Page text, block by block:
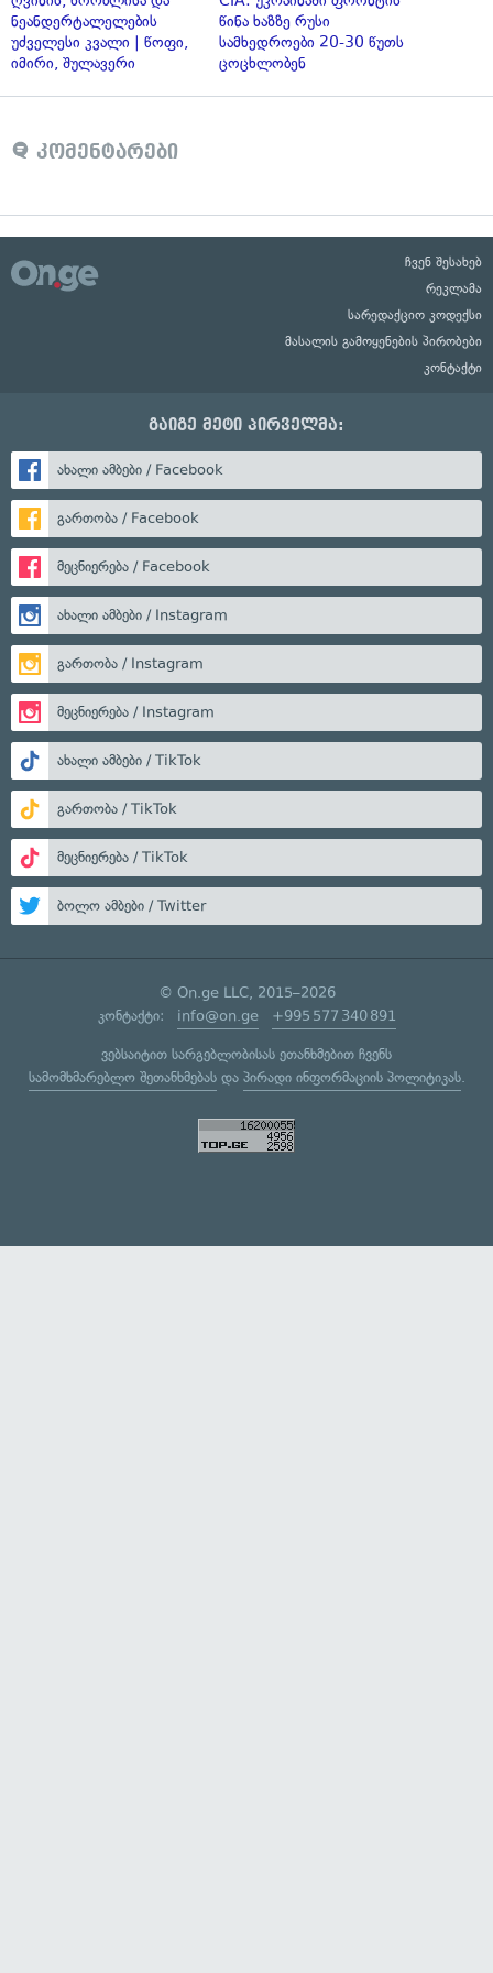
ნეანდერტალელების
უძველესი კვალი | წოფი,
იმირი, შულავერი
წინა ხაზზე რუსი
სამხედროები 20-30 წუთს
ცოცხლობენ
კომენტარები
ჩვენ შესახებ
რეკლამა
სარედაქციო კოდექსი
მასალის გამოყენების პირობები
კონტაქტი
გაიგე მეტი პირველმა:
ახალი ამბები / Facebook
გართობა / Facebook
მეცნიერება / Facebook
ახალი ამბები / Instagram
გართობა / Instagram
მეცნიერება / Instagram
ახალი ამბები / TikTok
გართობა / TikTok
მეცნიერება / TikTok
ბოლო ამბები / Twitter
© On.ge LLC, 2015–2026
კონტაქტი: info@on.ge +995 577 340 891
ვებსაიტით სარგებლობისას ეთანხმებით ჩვენს
სამომხმარებლო შეთანხმებასდა პირადი ინფორმაციის პოლიტიკას.